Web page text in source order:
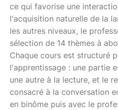
ce qui favorise une
l'acquisition naturelle de la
les autres niveaux, le
sélection de 14 thèmes à
Chaque cours est structuré
l'apprentissage : une partie
une autre à la lecture, et le
consacré à la conversation
en binôme puis avec le